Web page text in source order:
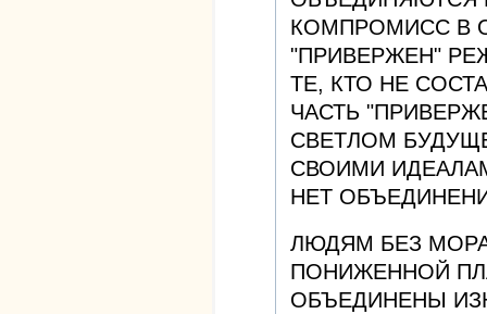
КОМПРОМИСС В
"ПРИВЕРЖЕН"
ТЕ, КТО НЕ
ЧАСТЬ
СВЕТЛОМ
СВОИМИ
НЕТ
ЛЮДЯМ БЕЗ
ПОНИЖЕННОЙ
ОБЪЕДИНЕНЫ